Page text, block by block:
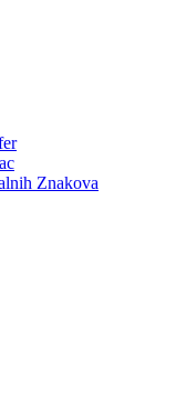
Znakova